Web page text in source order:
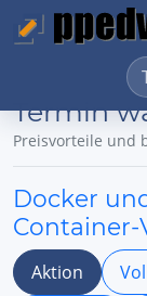
Termin
Preisvorteile und
Docker
Aktion